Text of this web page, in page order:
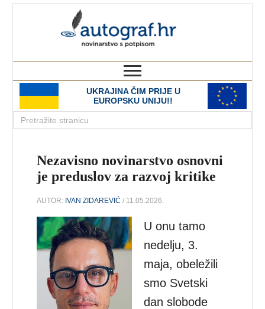
UKRAJINA ČIM PRIJE U
EUROPSKU UNIJU!!
Nezavisno novinarstvo osnovni
je preduslov za razvoj kritike
AUTOR: IVAN ZIDAREVIĆ / 11.05.2026.
U onu tamo
nedelju, 3.
maja, obeležili
smo Svetski
dan slobode